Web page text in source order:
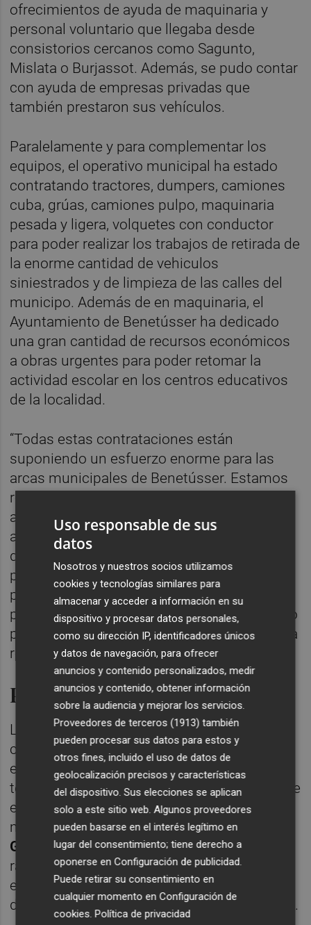
ofrecimientos de ayuda de maquinaria y
personal voluntario que llegaba desde
consistorios cercanos como Sagunto,
Mislata o Burjassot. Además, se pudo contar
con ayuda de empresas privadas que
también prestaron sus vehículos.
Paralelamente y para complementar los
equipos, el operativo municipal ha estado
contratando tractores, dumpers, camiones
cuba, grúas, camiones pulpo, maquinaria
pesada y ligera, volquetes con conductor
para poder realizar los trabajos de retirada de
la enorme cantidad de vehiculos
siniestrados y de limpieza de las calles del
municipo. Además de en maquinaria, el
Ayuntamiento de Benetússer ha dedicado
una gran cantidad de recursos económicos
a obras urgentes para poder retomar la
actividad escolar en los centros educativos
de la localidad.
“Todas estas contrataciones están
suponiendo un esfuerzo enorme para las
arcas municipales de Benetússer. Estamos
reconduciendo el presupuesto para poder
afrontar estos pagos urgentes”, explica la
alcaldesaEva Sanz.
diputada provincial ha hecho referencia al
presupuesto para 2025. “Ya teníamos un
presupuesto hecho a falta de aprobar por el
pleno con una idea clara para el próximo año
pero hay que repensarlo todo para atender la
reconstrucción de Benetússer”, ha añadido.
Prioridad en los garajes
Las tareas de reconstrucción están
centradas en estos momentos en la
extracción de los vehículos y el lodo que
todavía queda en los garajes privados. Desde
el consistorio se está demandando más
medios aDiputación de Valencia y
Generalitatpara poder actuar con más
rapidez. Además, se está actuando también
en el alcantarillado para evitar que las tareas
de limpieza de garajes pueda colapsar la red.
Uso responsable de sus
datos
Nosotros y nuestros socios utilizamos
cookies y tecnologías similares para
almacenar y acceder a información en su
dispositivo y procesar datos personales,
como su dirección IP, identificadores únicos
y datos de navegación, para ofrecer
anuncios y contenido personalizados, medir
anuncios y contenido, obtener información
sobre la audiencia y mejorar los servicios.
Proveedores de terceros (1913) también
pueden procesar sus datos para estos y
otros fines, incluido el uso de datos de
geolocalización precisos y características
del dispositivo. Sus elecciones se aplican
solo a este sitio web. Algunos proveedores
pueden basarse en el interés legítimo en
lugar del consentimiento; tiene derecho a
oponerse enConfiguración de publicidad
Puede retirar su consentimiento en
cualquier momento enConfiguración de
cookies .Política de privacidad